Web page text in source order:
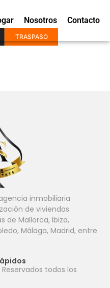
Nosotros Contacto
TRASPASO
inmobiliaria
de viviendas
de Mallorca, Ibiza,
Málaga, Madrid, entre
Reservados todos los